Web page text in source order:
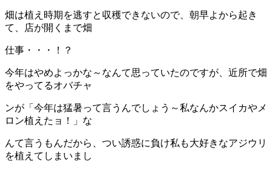
畑は植え時期を逃すと収穫できないので、朝早よから起き
て、店が開くまで畑
仕事・・・！？
今年はやめよっかな～なんて思っていたのですが、近所で畑
をやってるオバチャ
ンが「今年は猛暑って言うんでしょう～私なんかスイカやメ
ロン植えたョ！」な
んて言うもんだから、つい誘惑に負け私も大好きなアジウリ
を植えてしまいまし